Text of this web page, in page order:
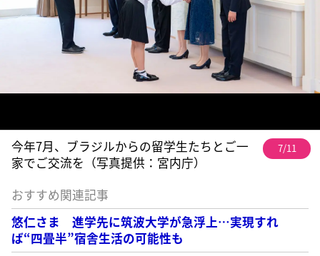
今年7月、ブラジルからの留学生たちとご一
家でご交流を（写真提供：宮内庁）
7/11
おすすめ関連記事
悠仁さま 進学先に筑波大学が急浮上…実現すれ
ば“四畳半”宿舎生活の可能性も